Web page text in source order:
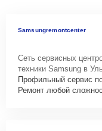
Samsungremontcenter
Сеть сервисных
техники Samsung в
Профильный сервис
Ремонт любой